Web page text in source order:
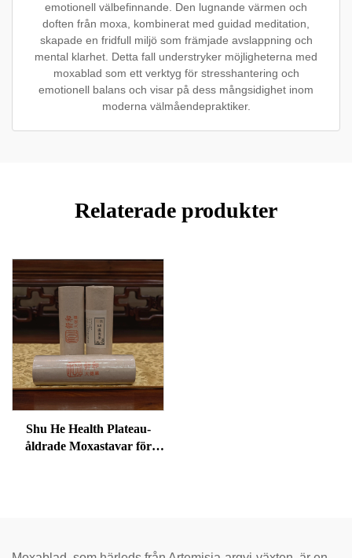
emotionell välbefinnande. Den lugnande värmen och
doften från moxa, kombinerat med guidad meditation,
skapade en fridfull miljö som främjade avslappning och
mental klarhet. Detta fall understryker möjligheterna med
moxablad som ett verktyg för stresshantering och
emotionell balans och visar på dess mångsidighet inom
moderna välmåendepraktiker.
Relaterade produkter
Shu He Health Plateau-
åldrade Moxastavar för